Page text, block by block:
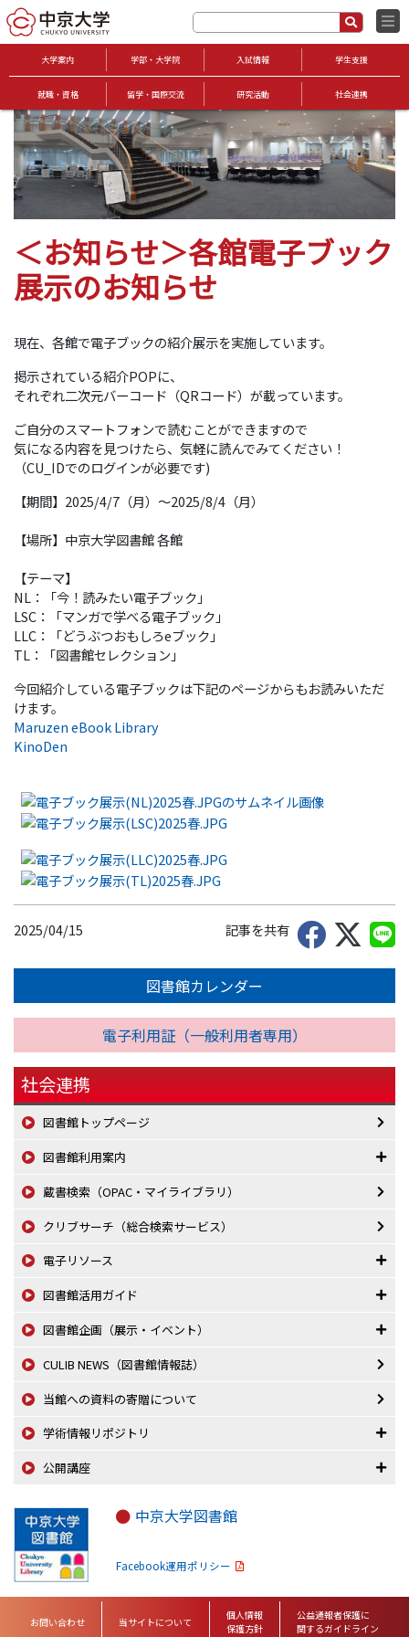
大学案内 学部・大学院 入試情報 学生支援
就職・資格 留学・国際交流 研究活動 社会連携
＜お知らせ＞各館電子ブック
展示のお知らせ
現在、各館で電子ブックの紹介展示を実施しています。
掲示されている紹介POPに、
それぞれ二次元バーコード（QRコード）が載っています。
ご自分のスマートフォンで読むことができますので
気になる内容を見つけたら、気軽に読んでみてください！
（CU_IDでのログインが必要です)
【期間】 2025/4/7（月）～2025/8/4（月）
【場所】中京大学図書館 各館
【テーマ】
NL：
「今！読みたい電子ブック」
LSC：「マンガで学べる電子ブック」
LLC：「どうぶつおもしろeブック」
TL：「図書館セレクション」
今回紹介している電子ブックは下記のページからもお読みいただ
けます。
Maruzen eBook Library
KinoDen
2025/04/15 記事を共有
図書館カレンダー
電子利用証（一般利用者専用）
社会連携
図書館トップページ
図書館利用案内
蔵書検索（OPAC・マイライブラリ）
クリブサーチ（総合検索サービス）
電子リソース
図書館活用ガイド
図書館企画（展示・イベント）
CULIB NEWS（図書館情報誌）
当館への資料の寄贈について
学術情報リポジトリ
公開講座
中京大学図書館
Facebook運用ポリシー
お問い合わせ 当サイトについて
個人情報
保護方針
公益通報者保護に
関するガイドライン